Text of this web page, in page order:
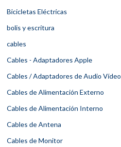
Bicicletas Eléctricas
bolis y escritura
cables
Cables - Adaptadores Apple
Cables / Adaptadores de Audio Vídeo
Cables de Alimentación Externo
Cables de Alimentación Interno
Cables de Antena
Cables de Monitor